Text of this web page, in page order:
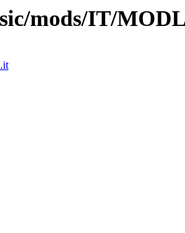
mods/IT/